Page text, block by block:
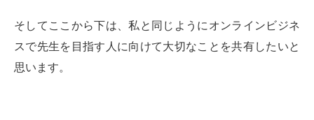
そしてここから下は、私と同じようにオンラインビジネ
スで先生を目指す人に向けて大切なことを共有したいと
思います。